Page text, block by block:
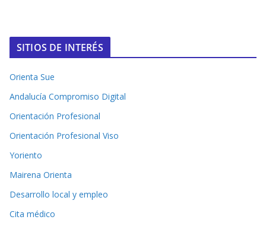
SITIOS DE INTERÉS
Orienta Sue
Andalucía Compromiso Digital
Orientación Profesional
Orientación Profesional Viso
Yoriento
Mairena Orienta
Desarrollo local y empleo
Cita médico